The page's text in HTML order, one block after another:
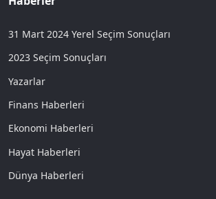
31 Mart 2024 Yerel Seçim Sonuçları
2023 Seçim Sonuçları
Yazarlar
Finans Haberleri
Ekonomi Haberleri
Hayat Haberleri
Dünya Haberleri